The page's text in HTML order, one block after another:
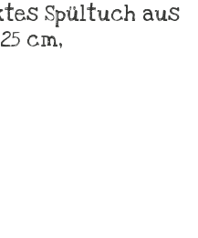
Spültuch aus
cm,